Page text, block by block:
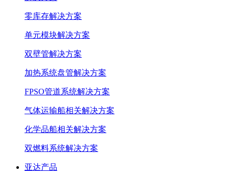
零库存解决方案
单元模块解决方案
双壁管解决方案
加热系统盘管解决方案
FPSO管道系统解决方案
气体运输船相关解决方案
化学品船相关解决方案
双燃料系统解决方案
亚达产品